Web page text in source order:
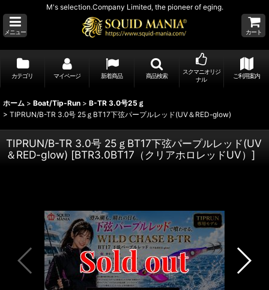
M's selection.Company Limited, the pioneer of eging.
メニュー カート
カテゴリ マイページ 新着商品 商品検索
スクマニオリジ
ナル
ご利用案内
ホーム > Boat/Tip-Run > B-TR 3.0号25ｇ
> TIPRUN/B-TR 3.0号 25ｇBT17下弦パープルレッド(UV＆RED-glow)
TIPRUN/B-TR 3.0号 25ｇBT17下弦パープルレッド(UV
＆RED-glow) [BTR3.0BT17（クリアホロレッドUV） ]